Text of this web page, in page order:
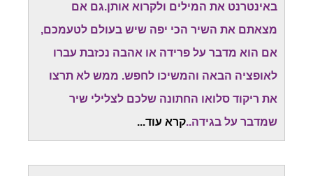
באינטרנט את המילים ולקרוא אותן.גם אם
מצאתם את השיר הכי יפה שיש בעולם לטעמכם,
אם הוא מדבר על פרידה או אהבה נכזבת עברו
לאופציה הבאה והמשיכו לחפש. ממש לא תרצו
את ריקוד סלואו החתונה שלכם לצלילי שיר
שמדבר על בגידה.
.קרא עוד...